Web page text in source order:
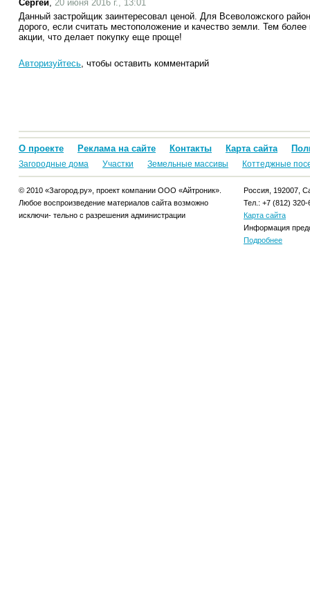
Сергей, 20 июня 2016 г., 13:01
Данный застройщик заинтересовал ценой. Для Всеволожского
дорого, если считать местоположение и качество земли. Тем
акции, что делает покупку еще проще!
Авторизуйтесь, чтобы оставить комментарий
О проекте Реклама на сайте Контакты Карта сайта
Загородные дома Участки Земельные массивы Коттеджные
© 2010 «Загород.ру», проект компании ООО «Айтроник».
Любое воспроизведение материалов сайта возможно
исключи- тельно с разрешения администрации
Россия, 192007,
Тел.: +7 (812) 320-
Карта сайта
Информация
Подробнее